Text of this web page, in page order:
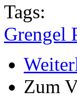
Tags:
Grengel
Zum